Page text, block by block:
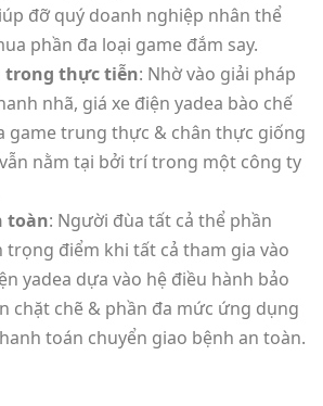
đỡ quý doanh nghiệp nhân thể
phần đa loại game đắm say.
trong thực tiễn: Nhờ vào giải pháp
nhã, giá xe điện yadea bào chế
game trung thực & chân thực giống
nằm tại bởi trí trong một công ty
toàn: Người đùa tất cả thể phần
trọng điểm khi tất cả tham gia vào
yadea dựa vào hệ điều hành bảo
chặt chẽ & phần đa mức ứng dụng
toán chuyển giao bệnh an toàn.